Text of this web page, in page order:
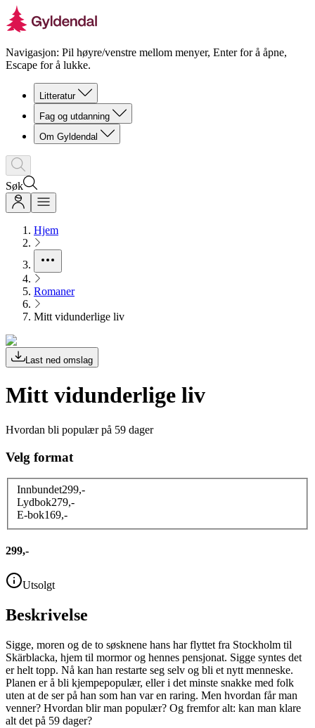
Navigasjon: Pil høyre/venstre mellom menyer, Enter for å åpne,
Escape for å lukke.
Litteratur
Fag og utdanning
Om Gyldendal
Søk
Hjem
Romaner
Mitt vidunderlige liv
Last ned omslag
Mitt vidunderlige liv
Hvordan bli populær på 59 dager
Velg format
Innbundet299,-
Lydbok279,-
E-bok169,-
299,-
Utsolgt
Beskrivelse
Sigge, moren og de to søsknene hans har flyttet fra Stockholm til
Skärblacka, hjem til mormor og hennes pensjonat. Sigge syntes det
er helt topp. Nå kan han restarte seg selv og bli et nytt menneske.
Planen er å bli kjempepopulær, eller i det minste snakke med folk
uten at de ser på han som han var en raring. Men hvordan får man
venner? Hvordan blir man populær? Og fremfor alt: kan man klare
alt det på 59 dager?